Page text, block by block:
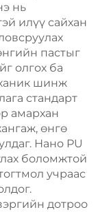
нь
илүү сайхан
пастыг
олгох ба
шинж
стандарт
амархан
өнгө
Нано PU
боломжтой
учраас
дотроо